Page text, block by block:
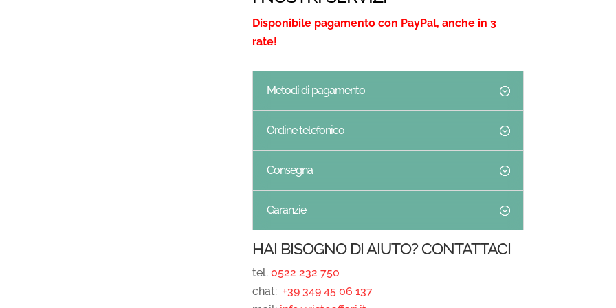
MADE
IN
ITALY
QUANTITÀ
Disponibile pagamento con PayPal, anche in 3
rate!
Metodi di pagamento
Ordine telefonico
Consegna
Garanzie
HAI BISOGNO DI AIUTO? CONTATTACI
tel. 0522 232 750
chat: +39 349 45 06 137